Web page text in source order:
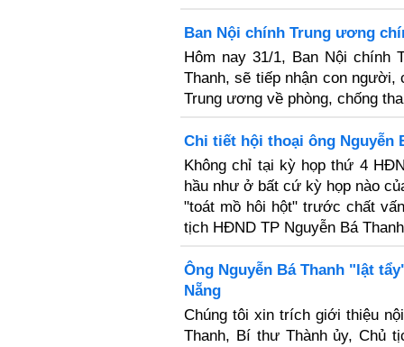
Ban Nội chính Trung ương
Hôm nay 31/1, Ban Nội chính
Thanh, sẽ tiếp nhận con
Trung ương về phòng, chống
Chi tiết hội thoại ông Nguyễn
Không chỉ tại kỳ họp thứ 4
hầu như ở bất cứ kỳ họp nào
"toát mồ hôi hột" trước chất
tịch HĐND TP Nguyễn Bá
Ông Nguyễn Bá Thanh "lật
Nẵng
Chúng tôi xin trích giới thiệu
Thanh, Bí thư Thành ủy, Chủ